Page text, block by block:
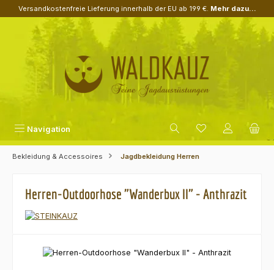
Zum Hauptinhalt springen
Versandkostenfreie Lieferung innerhalb der EU ab 199 €. Mehr dazu...
Navigation
Bekleidung & Accessoires Jagdbekleidung Herren
Herren-Outdoorhose "Wanderbux II" - Anthrazit
Bildergalerie überspringen